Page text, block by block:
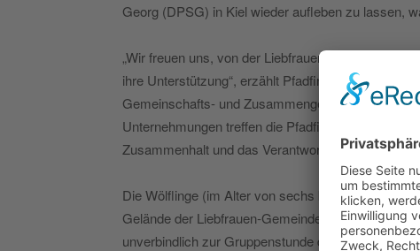
Georg (DPSG) in Kiel wieder aufleben zu lassen,
„Wir freuen uns, von der Liebfrauen-Gemeinde so
ihre Unterstützung“, erzählt Pfadfinderin Alicja
Gemeinschafts- und Zusammengehörigkeitsgefühl
Unternehmungen treffen die Pfadfinder die
Zusammenhalt und das Verantwortungsgefühl.
Die Wölflinge (im Alter von sechs bis neun
Gelände der Liebfrauen-Gemeinde. Wer Näheres
unverbindlich zur Gruppenstunde dazustoßen.